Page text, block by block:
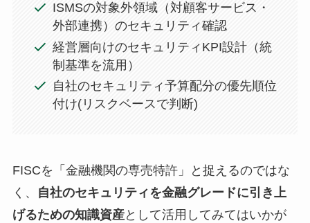
ISMSの対象外領域（対顧客サービス・
外部連携）のセキュリティ確認
経営層向けのセキュリティKPI設計（統
制基準を流用）
自社のセキュリティ予算配分の優先順位
付け(リスクベースで判断)
FISCを「金融機関の専売特許」と捉えるのではな
く、
自社のセキュリティを金融グレードに引き上
げるための知識資産として活用してみてはいかが